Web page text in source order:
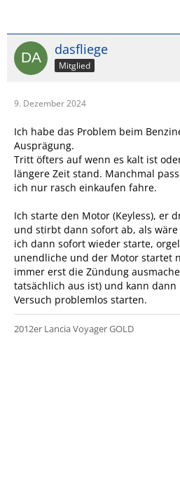
dasfliege
Mitglied
9. Dezember 2024
Ich habe das Problem beim
Ausprägung.
Tritt öfters auf wenn es kalt ist
längere Zeit stand. Manchmal
ich nur rasch einkaufen fahre.
Ich starte den Motor (Keyless), er
und stirbt dann sofort ab, als
ich dann sofort wieder starte,
unendliche und der Motor startet
immer erst die Zündung
tatsächlich aus ist) und kann
Versuch problemlos starten.
2012er Lancia Voyager GOLD